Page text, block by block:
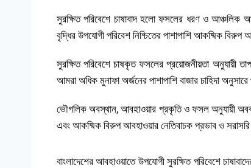
সুরক্ষিত পরিবেশে চাষাবাদ হলো ফসলের ধরণ ও আঞ্চলিক
বৃদ্ধির উপযোগী পরিবেশ নিশ্চিতের পাশাপাশি আকষ্মিক
সুরক্ষিত পরিবেশে চাষকৃত ফসলের প্রয়োজনীয়তা অনুযায়ী
আমরা অধিক মুনাফা অর্জনের পাশাপাশি বাজার চাহিদা
ভৌগলিক অবস্থান, আবহাওয়ার প্রকৃতি ও ফসল অনুযায়ী
এবং আকষ্মিক বিরুপ আবহাওয়ার নেতিবাচক প্রভাব ও
বাংলাদেশের আবহাওয়াতে উপযোগী সুরক্ষিত পরিবেশে